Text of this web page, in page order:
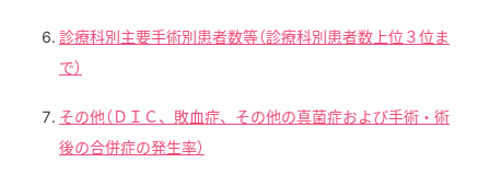
診療科別主要手術別患者数等（診療科別患者数上位３位ま
で）
その他（ＤＩＣ、敗血症、その他の真菌症および手術・術
後の合併症の発生率）